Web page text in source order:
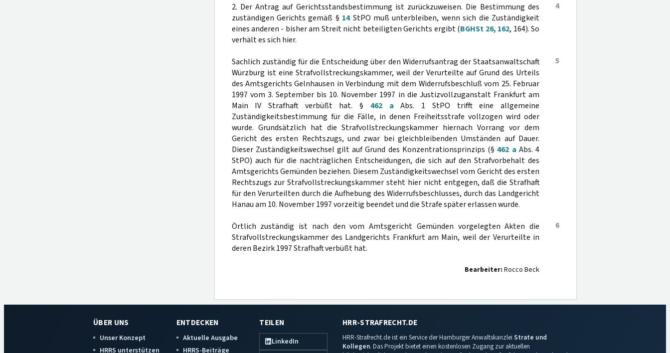
4
2. Der Antrag auf Gerichtsstandsbestimmung ist zurückzuweisen. Die Bestimmung des
zuständigen Gerichts gemäß § 14StPO muß unterbleiben, wenn sich die Zuständigkeit
eines anderen - bisher am Streit nicht beteiligten Gerichts ergibt (BGHSt 26, 162, 164). So
verhält es sich hier.
5
Sachlich zuständig für die Entscheidung über den Widerrufsantrag der Staatsanwaltschaft
Würzburg ist eine Strafvollstreckungskammer, weil der Verurteilte auf Grund des Urteils
des Amtsgerichts Gelnhausen in Verbindung mit dem Widerrufsbeschluß vom 25. Februar
1997 vom 3. September bis 10. November 1997 in die Justizvollzuganstalt Frankfurt am
Main IV Strafhaft verbüßt hat. § 462 a Abs. 1 StPO trifft eine allgemeine
Zuständigkeitsbestimmung für die Fälle, in denen Freiheitsstrafe vollzogen wird oder
wurde. Grundsätzlich hat die Strafvollstreckungskammer hiernach Vorrang vor dem
Gericht des ersten Rechtszugs, und zwar bei gleichbleibenden Umständen auf Dauer.
Dieser Zuständigkeitswechsel gilt auf Grund des Konzentrationsprinzips (§462 a Abs. 4
StPO) auch für die nachträglichen Entscheidungen, die sich auf den Strafvorbehalt des
Amtsgerichts Gemünden beziehen. Diesem Zuständigkeitswechsel vom Gericht des ersten
Rechtszugs zur Strafvollstreckungskammer steht hier nicht entgegen, daß die Strafhaft
für den Verurteilten durch die Aufhebung des Widerrufsbeschlusses, durch das Landgericht
Hanau am 10. November 1997 vorzeitig beendet und die Strafe später erlassen wurde.
6
Örtlich zuständig ist nach den vom Amtsgericht Gemünden vorgelegten Akten die
Strafvollstreckungskammer des Landgerichts Frankfurt am Main, weil der Verurteilte in
deren Bezirk 1997 Strafhaft verbüßt hat.
Bearbeiter: Rocco Beck
ÜBER UNS
Unser Konzept
HRRS unterstützen
ENTDECKEN
Aktuelle Ausgabe
HRRS-Beiträge
TEILEN
LinkedIn
HRR-STRAFRECHT.DE
HRR-Strafrecht.de ist ein Service der Hamburger Anwaltskanzlei Strate und
Kollegen. Das Projekt bietet einen kostenlosen Zugang zur aktuellen